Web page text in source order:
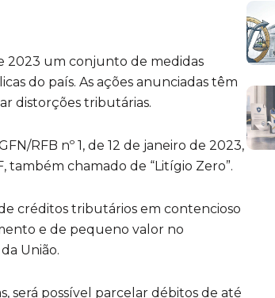
2023 um conjunto de medidas
do país. As ações anunciadas têm
distorções tributárias.
RFB nº 1, de 12 de janeiro de 2023,
também chamado de “Litígio Zero”.
créditos tributários em contencioso
e de pequeno valor no
União.
será possível parcelar débitos de até